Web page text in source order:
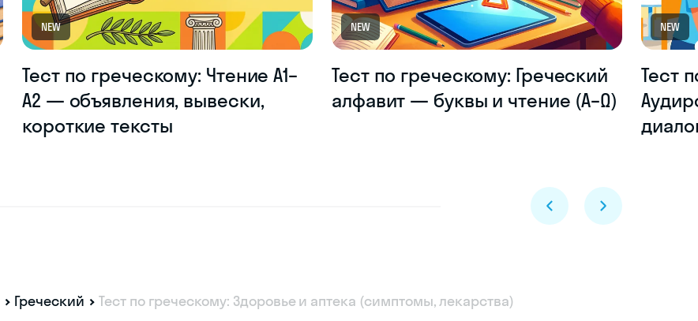
NEW
Тест по греческому: Чтение A1–
A2 — объявления, вывески,
короткие тексты
NEW
Тест по греческому: Греческий
алфавит — буквы и чтение (Α–Ω)
NEW
Тест
Греческий Тест по греческому: Здоровье и аптека (симптомы, лекарства)
Skyeng Chat